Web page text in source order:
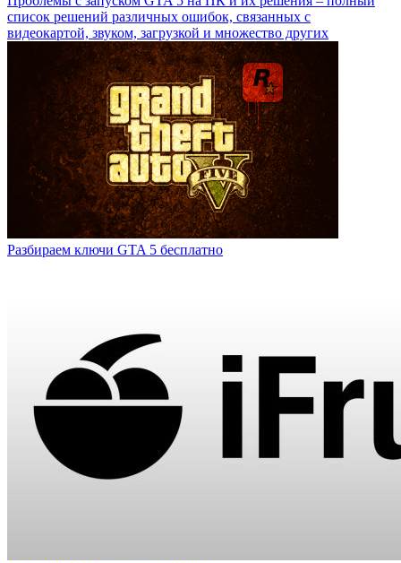
список решений различных ошибок, связанных с
видеокартой, звуком, загрузкой и множество других
Разбираем ключи GTA 5 бесплатно